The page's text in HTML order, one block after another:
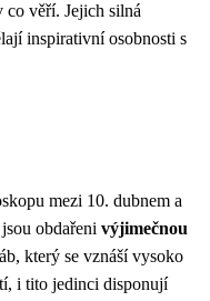
co věří. Jejich silná
inspirativní osobnosti s
mezi 10. dubnem a
obdařeni výjimečnou
který se vznáší vysoko
i tito jedinci disponují